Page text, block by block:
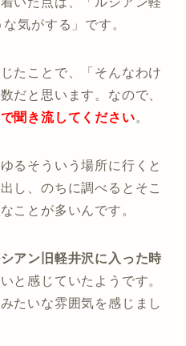
気がする」です。
たことで、「そんなわけ
だと思います。なので、
聞き流してください。
るそういう場所に行くと
し、のちに調べるとそこ
なことが多いんです。
アン旧軽井沢に入った時
と感じていたようです。
たいな雰囲気を感じまし